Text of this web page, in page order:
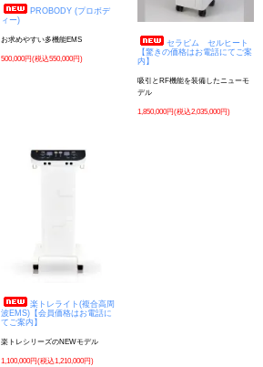
PROBODY (プロボデ
ィー)
お求めやすい多機能EMS
500,000円(税込550,000円)
セラピム セルヒート
【驚きの価格はお電話にてご案
内】
吸引とRF機能を装備したニューモ
デル
1,850,000円(税込2,035,000円)
楽トレライト(複合高周
波EMS)【会員価格はお電話に
てご案内】
楽トレシリーズのNEWモデル
1,100,000円(税込1,210,000円)